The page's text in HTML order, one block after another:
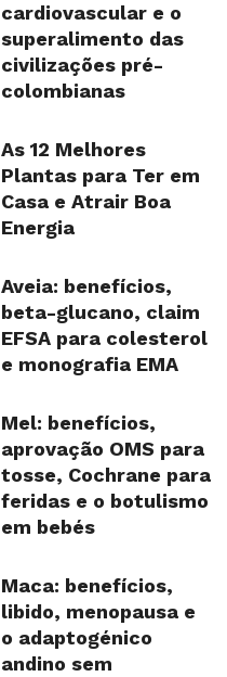
cardiovascular e o
superalimento das
civilizações pré-
colombianas
As 12 Melhores
Plantas para Ter em
Casa e Atrair Boa
Energia
Aveia: benefícios,
beta-glucano, claim
EFSA para colesterol
e monografia EMA
Mel: benefícios,
aprovação OMS para
tosse, Cochrane para
feridas e o botulismo
em bebés
Maca: benefícios,
libido, menopausa e
o adaptogénico
andino sem